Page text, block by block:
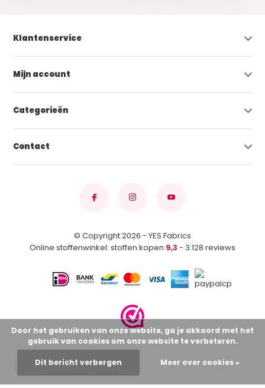
Klantenservice
Mijn account
Categorieën
Contact
© Copyright 2026 - YES Fabrics
Online stoffenwinkel: stoffen kopen 9,3 - 3.128 reviews
Door het gebruiken van onze website, ga je akkoord met het
gebruik van cookies om onze website te verbeteren.
Dit bericht verbergen Meer over cookies »